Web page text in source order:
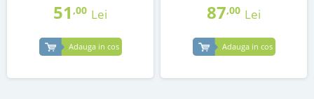
51 ,00 Lei
Adauga in cos
87,00 Lei
Adauga in cos